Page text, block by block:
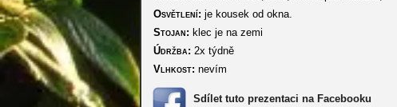
Osvětlení: je kousek od okna.
Stojan: klec je na zemi
Údržba: 2x týdně
Vlhkost: nevím
Sdílet tuto prezentaci na Facebooku